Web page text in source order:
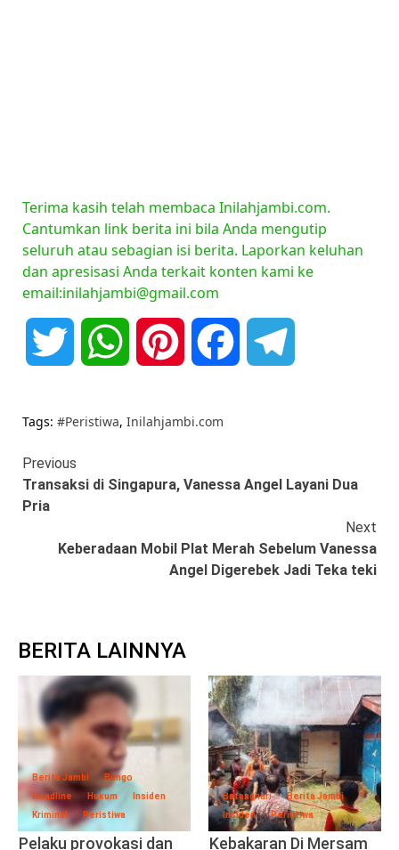
Terima kasih telah membaca Inilahjambi.com.
Cantumkan link berita ini bila Anda mengutip
seluruh atau sebagian isi berita. Laporkan keluhan
dan apresisasi Anda terkait konten kami ke
email:inilahjambi@gmail.com
Twitter WhatsAppPinterest Facebook
Tags: #Peristiwa, Inilahjambi.com
Continue
Reading
Previous
Transaksi di Singapura, Vanessa Angel Layani Dua
Pria
Next
Keberadaan Mobil Plat Merah Sebelum Vanessa
Angel Digerebek Jadi Teka teki
BERITA LAINNYA
Berita Jambi
Bungo
Headline
Hukum
Insiden
Kriminal
Peristiwa
Pelaku provokasi dan
Batanghari
Berita Jambi
Insiden
Peristiwa
Kebakaran Di Mersam